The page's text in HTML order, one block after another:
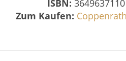
ISBN: 3649637110
Zum Kaufen: